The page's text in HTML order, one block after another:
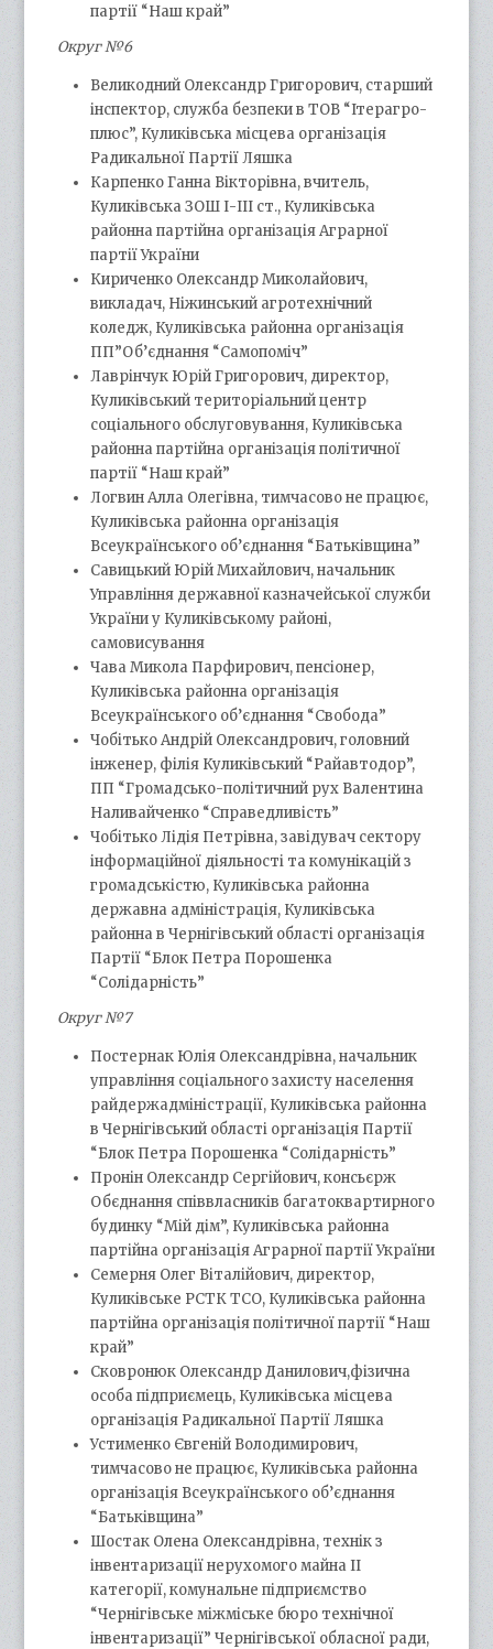
партії “Наш край”
Округ №6
Великодний Олександр Григорович, старший
інспектор, служба безпеки в ТОВ “Ітерагро-
плюс”, Куликівська місцева організація
Радикальної Партії Ляшка
Карпенко Ганна Вікторівна, вчитель,
Куликівська ЗОШ І-ІІІ ст., Куликівська
районна партійна організація Аграрної
партії України
Кириченко Олександр Миколайович,
викладач, Ніжинський агротехнічний
коледж, Куликівська районна організація
ПП”Об’єднання “Самопоміч”
Лаврінчук Юрій Григорович, директор,
Куликівський територіальний центр
соціального обслуговування, Куликівська
районна партійна організація політичної
партії “Наш край”
Логвин Алла Олегівна, тимчасово не працює,
Куликівська районна організація
Всеукраїнського об’єднання “Батьківщина”
Савицький Юрій Михайлович, начальник
Управління державної казначейської служби
України у Куликівському районі,
самовисування
Чава Микола Парфирович, пенсіонер,
Куликівська районна організація
Всеукраїнського об’єднання “Свобода”
Чобітько Андрій Олександрович, головний
інженер, філія Куликівський “Райавтодор”,
ПП “Громадсько-політичний рух Валентина
Наливайченко “Справедливість”
Чобітько Лідія Петрівна, завідувач сектору
інформаційної діяльності та комунікацій з
громадськістю, Куликівська районна
державна адміністрація, Куликівська
районна в Чернігівський області організація
Партії “Блок Петра Порошенка
“Солідарність”
Округ №7
Постернак Юлія Олександрівна, начальник
управління соціального захисту населення
райдержадміністрації, Куликівська районна
в Чернігівський області організація Партії
“Блок Петра Порошенка “Солідарність”
Пронін Олександр Сергійович, консьєрж
Обєднання співвласників багатоквартирного
будинку “Мій дім”, Куликівська районна
партійна організація Аграрної партії України
Семерня Олег Віталійович, директор,
Куликівське РСТК ТСО, Куликівська районна
партійна організація політичної партії “Наш
край”
Сковронюк Олександр Данилович,фізична
особа підприємець, Куликівська місцева
організація Радикальної Партії Ляшка
Устименко Євгеній Володимирович,
тимчасово не працює, Куликівська районна
організація Всеукраїнського об’єднання
“Батьківщина”
Шостак Олена Олександрівна, технік з
інвентаризації нерухомого майна ІІ
категорії, комунальне підприємство
“Чернігівське міжміське бюро технічної
інвентаризації” Чернігівської обласної ради,